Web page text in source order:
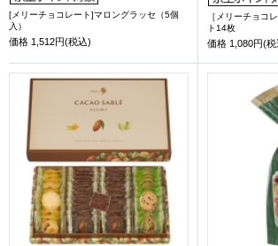
[メリーチョコレート]マロングラッセ（5個
入）
価格 1,512円(税込)
［メリーチョコ
ト14枚
価格 1,080円(税